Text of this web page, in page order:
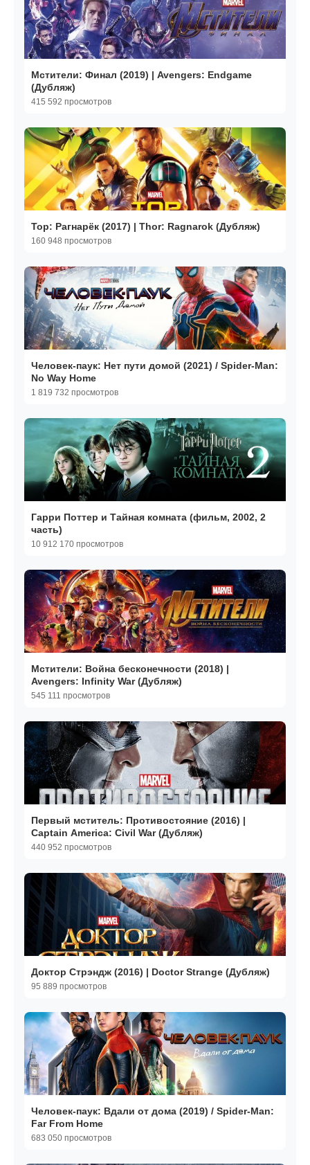
Мстители: Финал (2019) | Avengers: Endgame
(Дубляж)
415 592 просмотров
Тор: Рагнарёк (2017) | Thor: Ragnarok (Дубляж)
160 948 просмотров
Человек-паук: Нет пути домой (2021) / Spider-Man:
No Way Home
1 819 732 просмотров
Гарри Поттер и Тайная комната (фильм, 2002, 2
часть)
10 912 170 просмотров
Мстители: Война бесконечности (2018) |
Avengers: Infinity War (Дубляж)
545 111 просмотров
Первый мститель: Противостояние (2016) |
Captain America: Civil War (Дубляж)
440 952 просмотров
Доктор Стрэндж (2016) | Doctor Strange (Дубляж)
95 889 просмотров
Человек-паук: Вдали от дома (2019) / Spider-Man:
Far From Home
683 050 просмотров